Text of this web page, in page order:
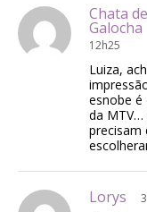
Chata de
Galocha
12h25
Luiza,
esnobe é
da MTV…
precisam
Lorys